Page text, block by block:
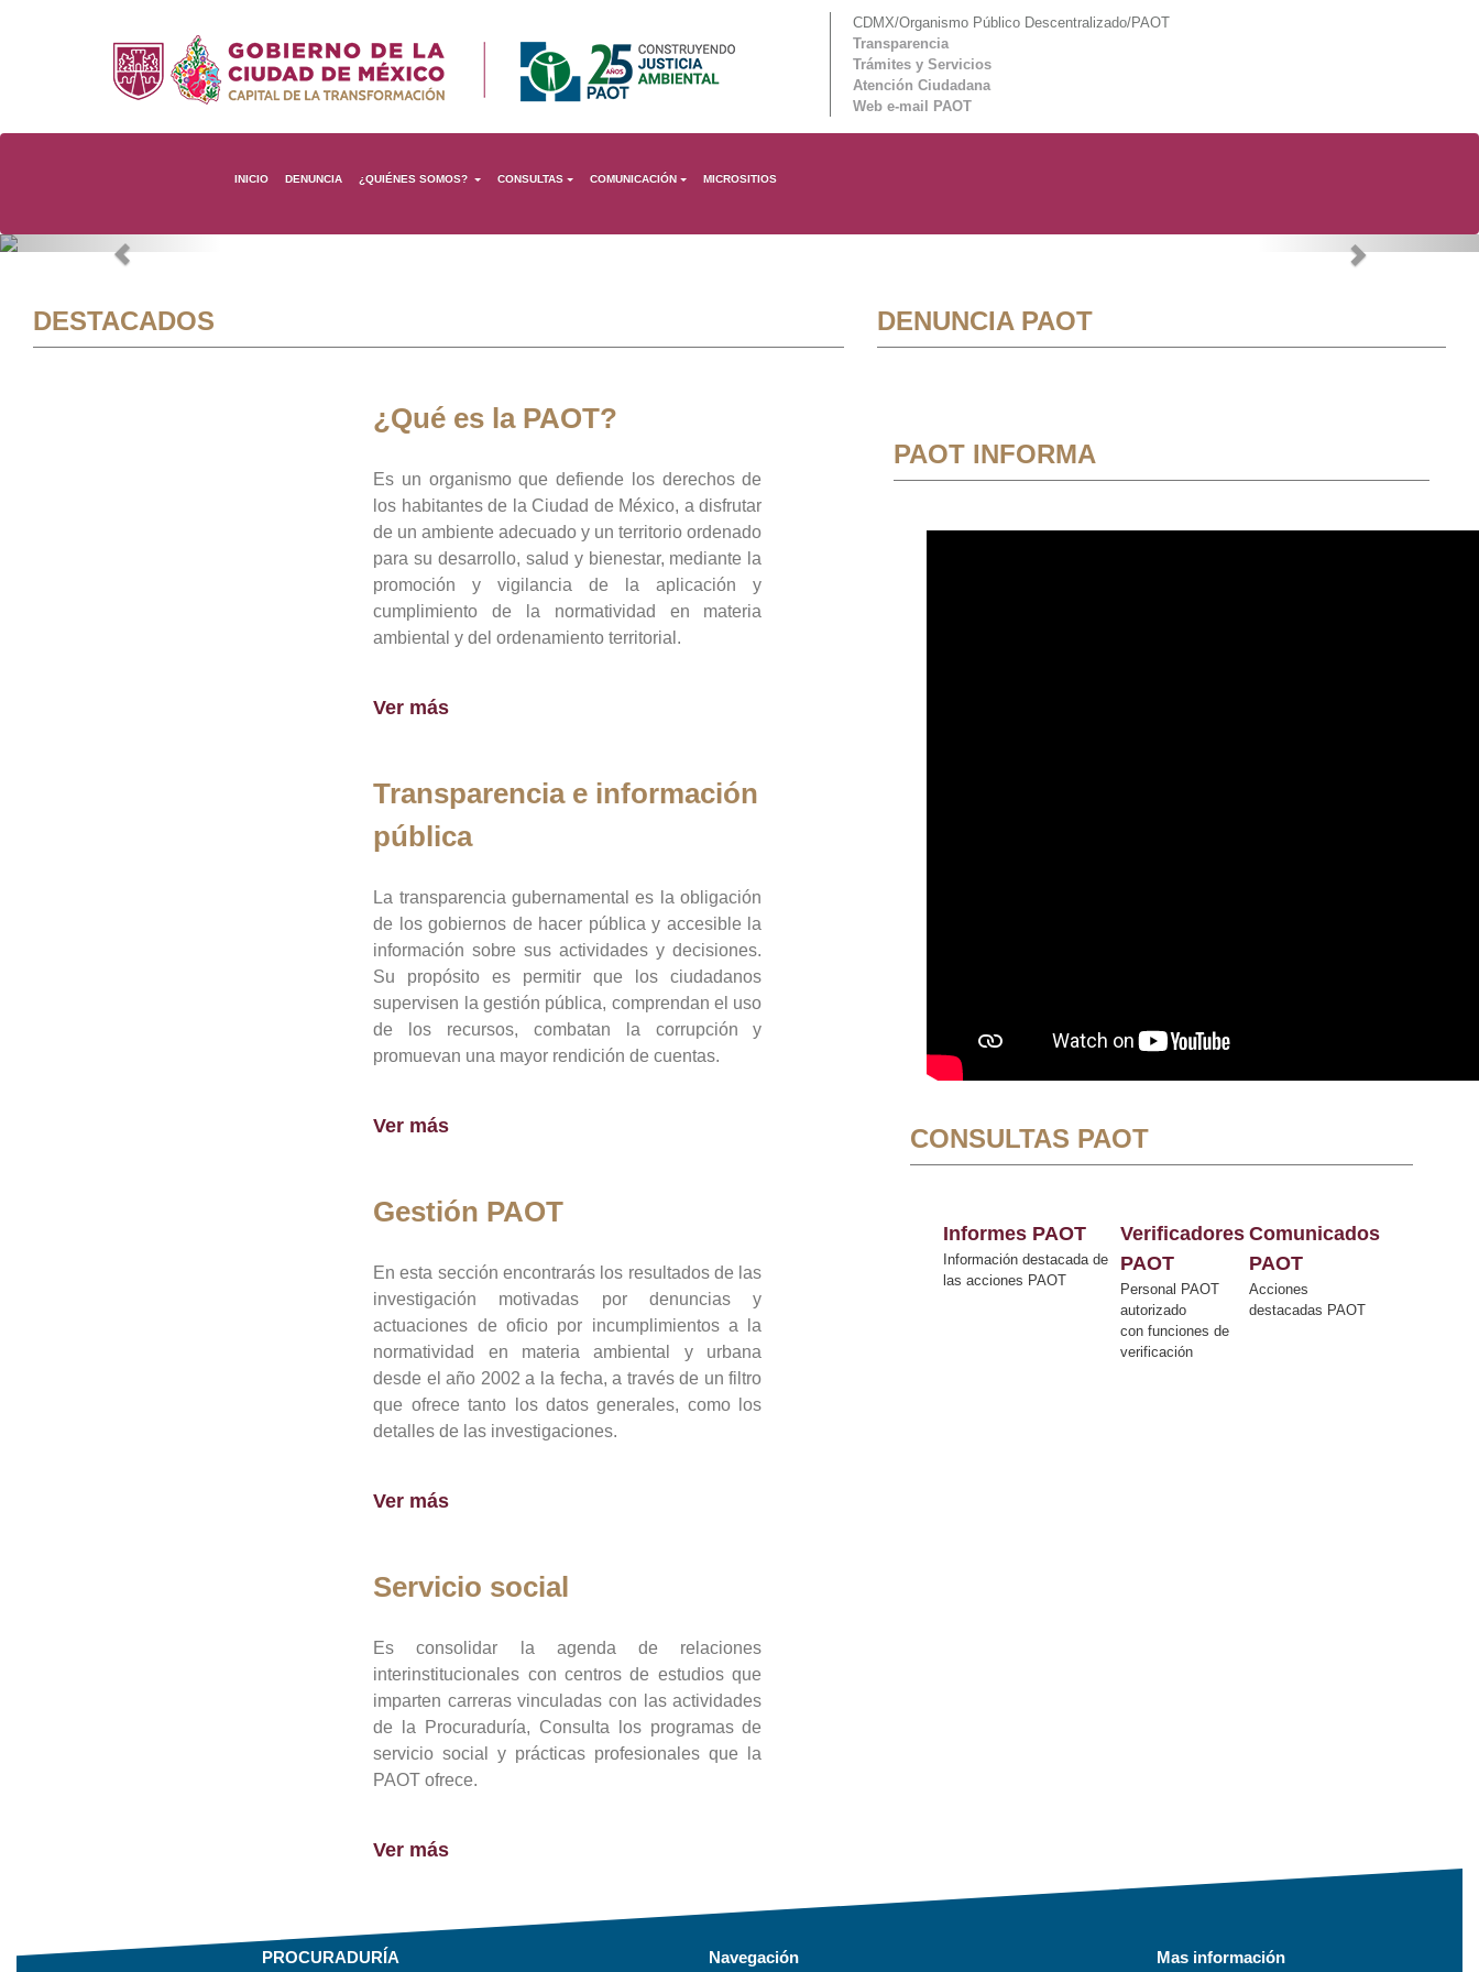
CDMX/Organismo Público Descentralizado/PAOT
Transparencia
Trámites y Servicios
Atención Ciudadana
Web e-mail PAOT
INICIO DENUNCIA ¿QUIÉNES SOMOS? CONSULTAS COMUNICACIÓN MICROSITIOS
Previous Next
DESTACADOS
¿Qué es la PAOT?
Es un organismo que defiende los derechos de
los habitantes de la Ciudad de México, a disfrutar
de un ambiente adecuado y un territorio ordenado
para su desarrollo, salud y bienestar, mediante la
promoción y vigilancia de la aplicación y
cumplimiento de la normatividad en materia
ambiental y del ordenamiento territorial.
Ver más
Transparencia e información
pública
La transparencia gubernamental es la obligación
de los gobiernos de hacer pública y accesible la
información sobre sus actividades y decisiones.
Su propósito es permitir que los ciudadanos
supervisen la gestión pública, comprendan el uso
de los recursos, combatan la corrupción y
promuevan una mayor rendición de cuentas.
Ver más
Gestión PAOT
En esta sección encontrarás los resultados de las
investigación motivadas por denuncias y
actuaciones de oficio por incumplimientos a la
normatividad en materia ambiental y urbana
desde el año 2002 a la fecha, a través de un filtro
que ofrece tanto los datos generales, como los
detalles de las investigaciones.
Ver más
Servicio social
Es consolidar la agenda de relaciones
interinstitucionales con centros de estudios que
imparten carreras vinculadas con las actividades
de la Procuraduría, Consulta los programas de
servicio social y prácticas profesionales que la
PAOT ofrece.
Ver más
DENUNCIA PAOT
PAOT INFORMA
CONSULTAS PAOT
Informes PAOT
Información destacada de
las acciones PAOT
Verificadores
PAOT
Personal PAOT
autorizado
con funciones de
verificación
Comunicados
PAOT
Acciones
destacadas PAOT
PROCURADURÍA Navegación Mas información